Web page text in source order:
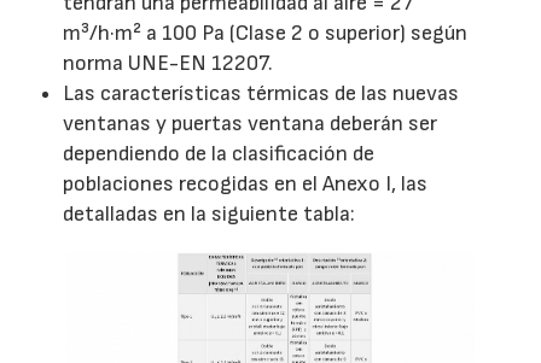
m³/h·m² a 100 Pa (Clase 2 o superior) según
norma UNE-EN 12207.
Las características térmicas de las nuevas
ventanas y puertas ventana deberán ser
dependiendo de la clasificación de
poblaciones recogidas en el Anexo I, las
detalladas en la siguiente tabla: